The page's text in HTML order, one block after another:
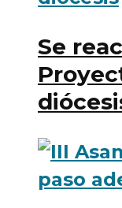
Se